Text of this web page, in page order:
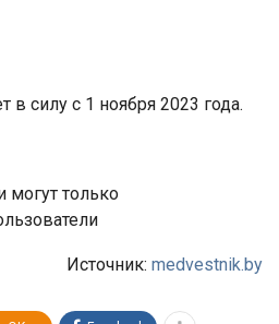
в силу с 1 ноября 2023 года.
могут только
Источник: medvestnik.by